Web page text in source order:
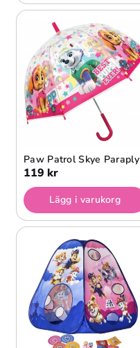
Paw Patrol Skye Paraply
119 kr
Lägg i varukorg